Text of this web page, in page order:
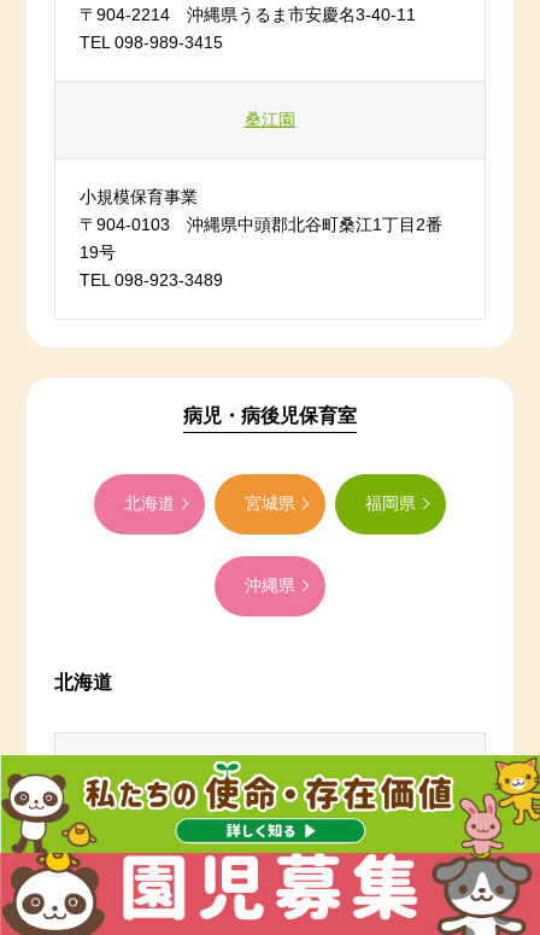
〒904-2214 沖縄県うるま市安慶名3-40-11
TEL 098-989-3415
桑江園
小規模保育事業
〒904-0103 沖縄県中頭郡北谷町桑江1丁目2番
19号
TEL 098-923-3489
病児・病後児保育室
北海道 宮城県 福岡県
沖縄県
北海道
札幌ひよこ園
病児保育室
〒064-0917 北海道札幌市中央区南17条西12丁
目1番28番